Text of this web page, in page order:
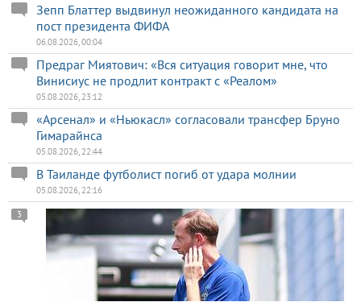
Зепп Блаттер выдвинул неожиданного кандидата на
пост президента ФИФА
06.08.2026, 00:04
Предраг Миятович: «Вся ситуация говорит мне, что
Винисиус не продлит контракт с «Реалом»
05.08.2026, 23:12
«Арсенал» и «Ньюкасл» согласовали трансфер Бруно
Гимарайнса
05.08.2026, 22:44
В Таиланде футболист погиб от удара молнии
05.08.2026, 22:16
3